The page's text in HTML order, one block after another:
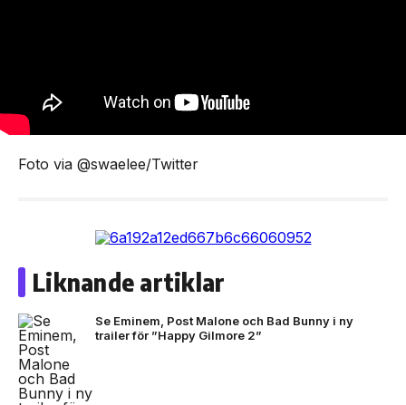
Foto via @swaelee/Twitter
Liknande artiklar
Se Eminem, Post Malone och Bad Bunny i ny
trailer för ”Happy Gilmore 2”